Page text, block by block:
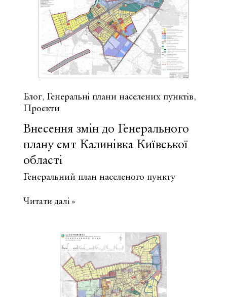
Броварського
району
Київської
області
Блог, Генеральні плани населених пунктів,
Проєкти
Внесення змін до Генерального
плану смт Калинівка Київської
області
Генеральний план населеного пункту
Внесення
Генерального
Читати далі »